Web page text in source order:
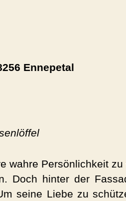
Ennepetal
wahre Persönlichkeit zu
Doch hinter der
seine Liebe zu